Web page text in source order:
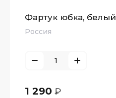
Фартук юбка, белый
Россия
1 290 ₽